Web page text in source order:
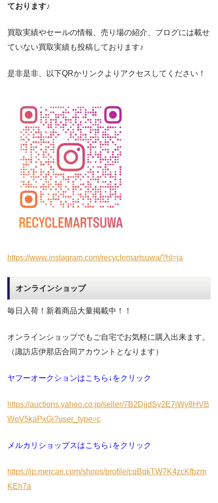
ております♪
買取実績やセールの情報、売り場の紹介、ブログには載せ
ていない買取実績も投稿しております♪
是非是非、以下QRかリンクよりアクセスしてください！
https://www.instagram.com/recyclemartsuwa/?hl=ja
オンラインショップ
毎日入荷！新着商品大量掲載中！！
オンラインショップでもご自宅でお気軽に購入出来ます。
（諏訪店伊那店合同アカウントとなります）
ヤフーオークションはこちら↓をクリック
https://auctions.yahoo.co.jp/seller/7B2DjjdSy2E7jWy8HVB
WoV5kaPxGj?user_type=c
メルカリショップスはこちら↓をクリック
https://jp.mercari.com/shops/profile/cqBqkTW7K4zcKfbzm
KEh7a